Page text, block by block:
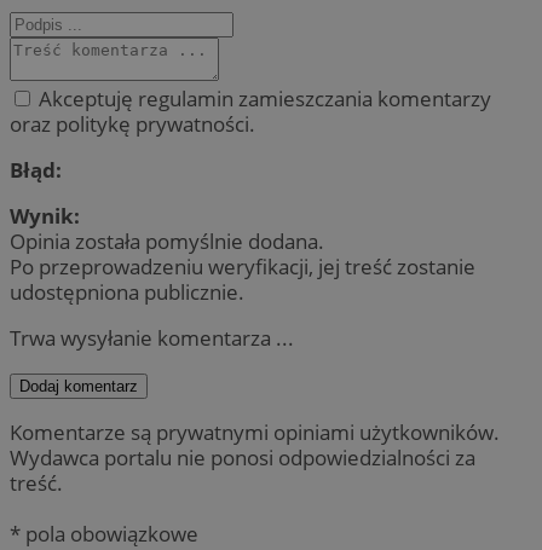
Akceptuję regulamin zamieszczania komentarzy
oraz politykę prywatności.
Błąd:
Wynik:
Opinia została pomyślnie dodana.
Po przeprowadzeniu weryfikacji, jej treść zostanie
udostępniona publicznie.
Trwa wysyłanie komentarza ...
Dodaj komentarz
Komentarze są prywatnymi opiniami użytkowników.
Wydawca portalu nie ponosi odpowiedzialności za
treść.
* pola obowiązkowe